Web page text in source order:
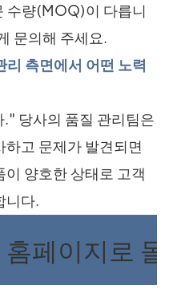
수량(MOQ)이 다릅니
문의해 주세요.
측면에서 어떤 노력
당사의 품질 관리팀은
하고 문제가 발견되면
양호한 상태로 고객
니다.
홈페이지로 돌